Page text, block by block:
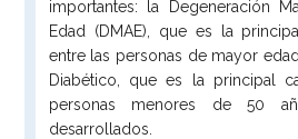
importantes: la Degeneración
Edad (DMAE), que es la
entre las personas de mayor
Diabético, que es la principal
personas menores de 50
desarrollados.